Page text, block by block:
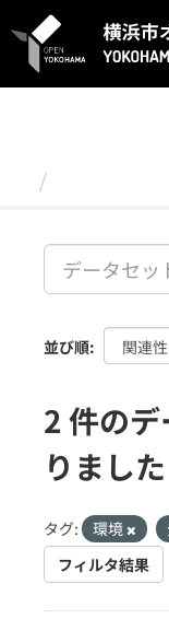
キ
並び順
2 件の
りました
タグ: 環境
フィルタ結果